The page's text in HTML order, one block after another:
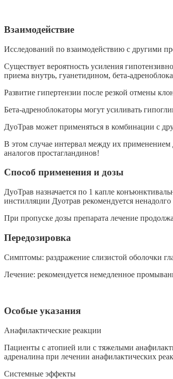
Взаимодействие
Исследований по взаимодействию с другими
Существует вероятность усиления
приема внутрь, гуанетидином, бета-
Развитие гипертензии после резкой отмены
Бета-адреноблокаторы могут усиливать
ДуоТрав может применяться в комбинации с
В этом случае интервал между их применением
аналогов простагландинов!
Способ применения и дозы
ДуоТрав назначается по 1 капле
инстилляции Дуотрав рекомендуется
При пропуске дозы препарата лечение
Передозировка
Симптомы: раздражение слизистой оболочки
Лечение: рекомендуется немедленное
Особые указания
Анафилактические реакции
Пациенты с атопией или с тяжелыми
адреналина при лечении анафилактических
Системные эффекты